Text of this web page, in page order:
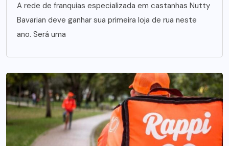
A rede de franquias especializada em castanhas Nutty
Bavarian deve ganhar sua primeira loja de rua neste
ano. Será uma